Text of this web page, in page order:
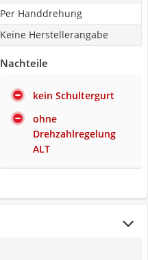
Per Handdrehung
Keine Herstellerangabe
Nachteile
kein Schultergurt
ohne
Drehzahlregelung
ALT